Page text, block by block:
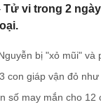
Tử vi trong 2
bị "xỏ mũi"
con giáp vận đỏ
số may mắn cho